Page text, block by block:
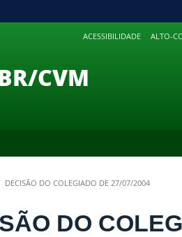
PARA
ACESSIBILIDADE ALTO-
CVM
DECISÃO DO COLEGIADO DE 27/07/2004
DO